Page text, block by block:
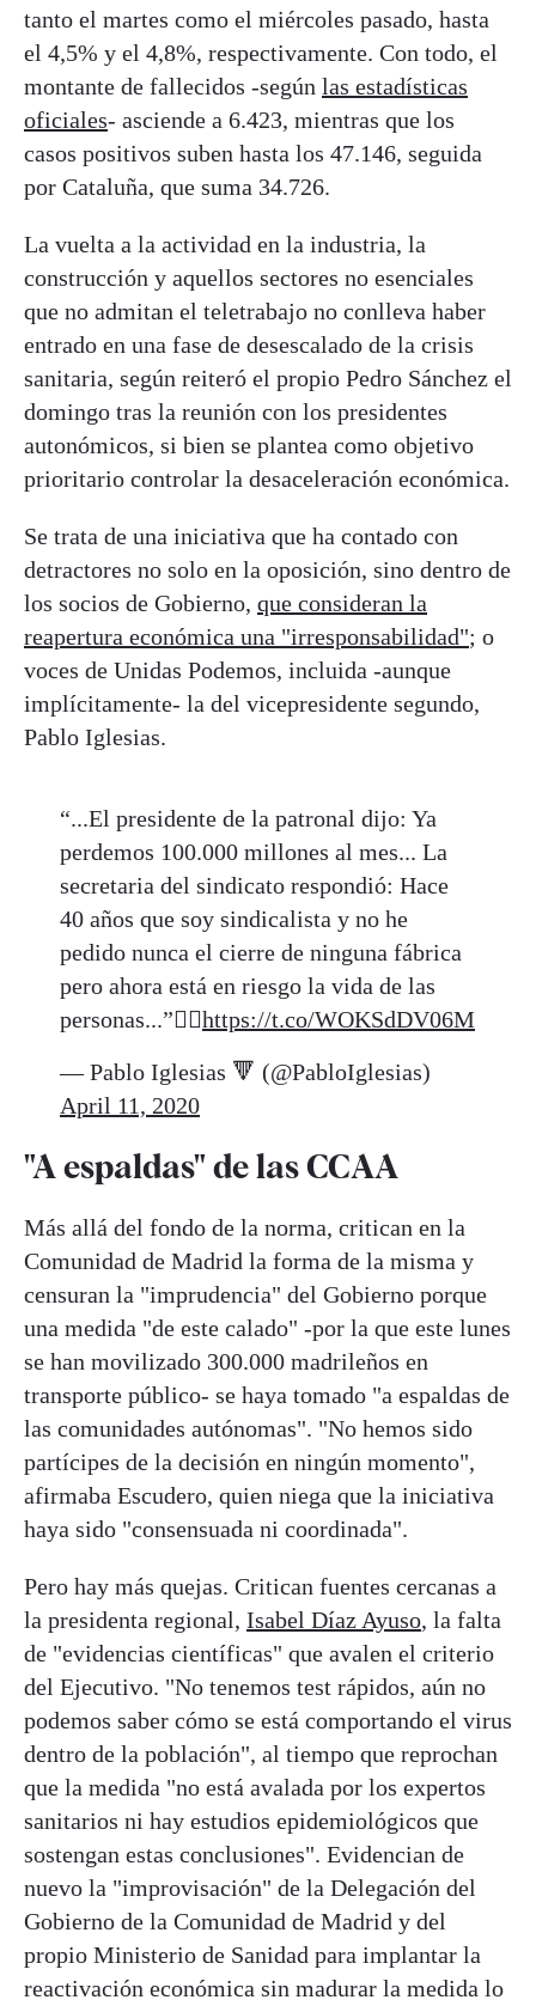
tanto el martes como el miércoles pasado, hasta
el 4,5% y el 4,8%, respectivamente. Con todo, el
montante de fallecidos -según las estadísticas
oficiales- asciende a 6.423, mientras que los
casos positivos suben hasta los 47.146, seguida
por Cataluña, que suma 34.726.
La vuelta a la actividad en la industria, la
construcción y aquellos sectores no esenciales
que no admitan el teletrabajo no conlleva haber
entrado en una fase de desescalado de la crisis
sanitaria, según reiteró el propio Pedro Sánchez el
domingo tras la reunión con los presidentes
autonómicos, si bien se plantea como objetivo
prioritario controlar la desaceleración económica.
Se trata de una iniciativa que ha contado con
detractores no solo en la oposición, sino dentro de
los socios de Gobierno, que consideran la
reapertura económica una "irresponsabilidad"; o
voces de Unidas Podemos, incluida -aunque
implícitamente- la del vicepresidente segundo,
Pablo Iglesias.
“...El presidente de la patronal dijo: Ya
perdemos 100.000 millones al mes... La
secretaria del sindicato respondió: Hace
40 años que soy sindicalista y no he
pedido nunca el cierre de ninguna fábrica
pero ahora está en riesgo la vida de las
personas...”👇🏻https://t.co/WOKSdDV06M
— Pablo Iglesias 🔻 (@PabloIglesias)
April 11, 2020
"A espaldas" de las CCAA
Más allá del fondo de la norma, critican en la
Comunidad de Madrid la forma de la misma y
censuran la "imprudencia" del Gobierno porque
una medida "de este calado" -por la que este lunes
se han movilizado 300.000 madrileños en
transporte público- se haya tomado "a espaldas de
las comunidades autónomas". "No hemos sido
partícipes de la decisión en ningún momento",
afirmaba Escudero, quien niega que la iniciativa
haya sido "consensuada ni coordinada".
Pero hay más quejas. Critican fuentes cercanas a
la presidenta regional, Isabel Díaz Ayuso, la falta
de "evidencias científicas" que avalen el criterio
del Ejecutivo. "No tenemos test rápidos, aún no
podemos saber cómo se está comportando el virus
dentro de la población", al tiempo que reprochan
que la medida "no está avalada por los expertos
sanitarios ni hay estudios epidemiológicos que
sostengan estas conclusiones". Evidencian de
nuevo la "improvisación" de la Delegación del
Gobierno de la Comunidad de Madrid y del
propio Ministerio de Sanidad para implantar la
reactivación económica sin madurar la medida lo